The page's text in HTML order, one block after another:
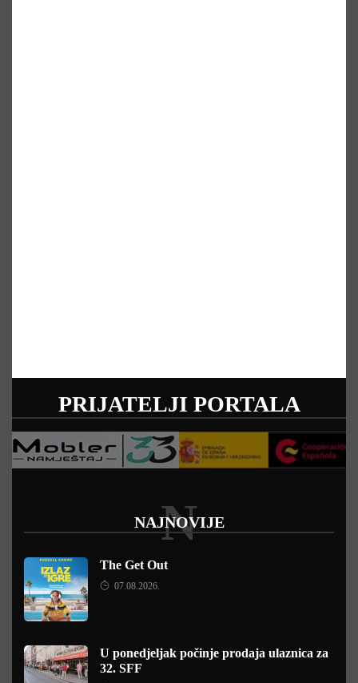
PRIJATELJI PORTALA
NAJNOVIJE
N
The Get Out
07.08.2026.
U ponedjeljak počinje prodaja ulaznica za
32. SFF